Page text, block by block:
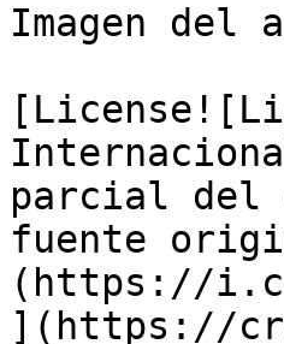
Imagen del
parcial del
fuente
(https://
](https://